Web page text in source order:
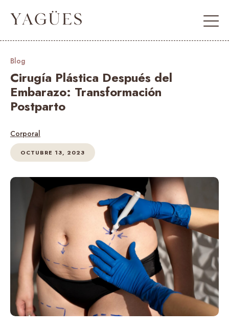
Blog
Cirugía Plástica Después del
Embarazo: Transformación
Postparto
Corporal
OCTUBRE 13, 2023